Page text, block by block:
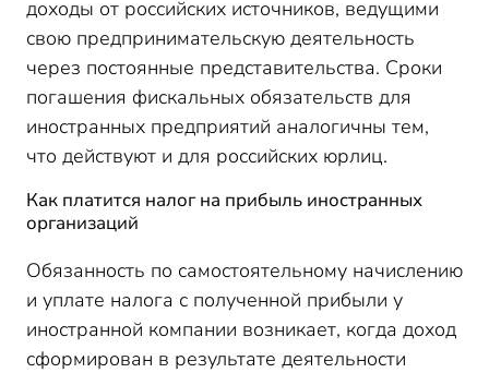
доходы от российских источников, ведущими
свою предпринимательскую деятельность
через постоянные представительства. Сроки
погашения фискальных обязательств для
иностранных предприятий аналогичны тем,
что действуют и для российских юрлиц.
Как платится налог на прибыль иностранных
организаций
Обязанность по самостоятельному начислению
и уплате налога с полученной прибыли у
иностранной компании возникает, когда доход
сформирован в результате деятельности